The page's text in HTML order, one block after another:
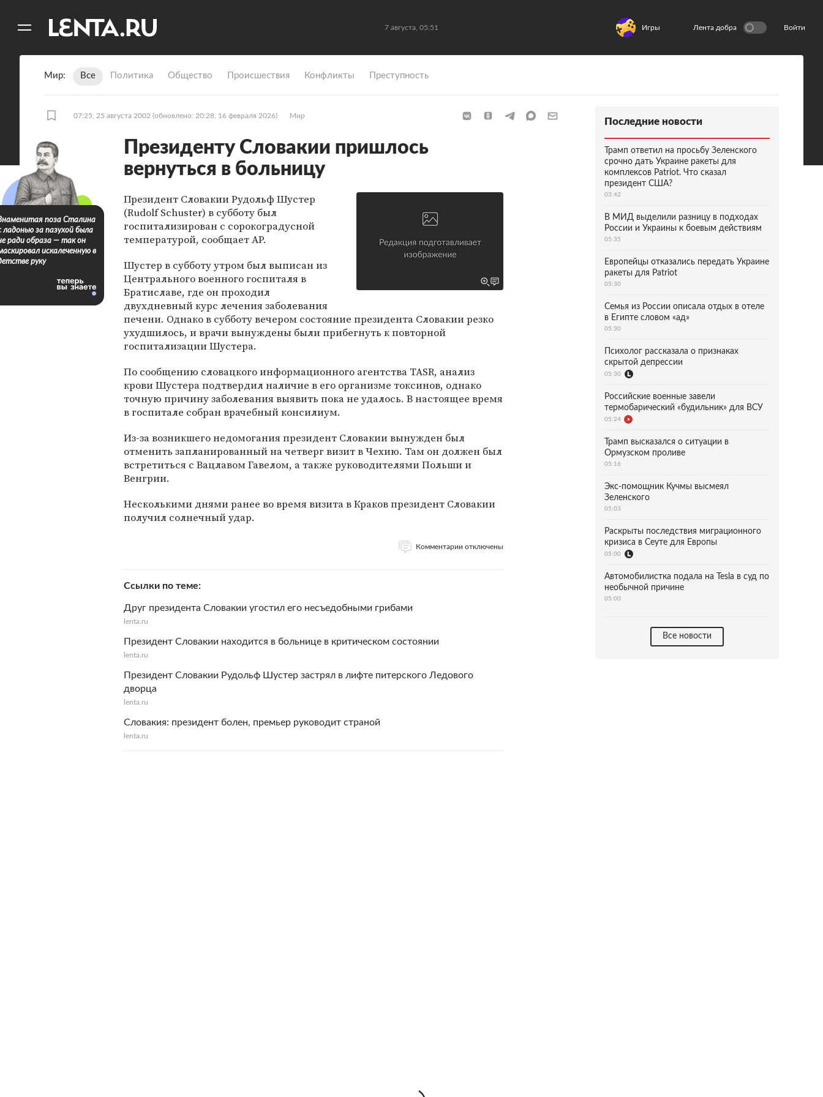
7 августа, 05:51 Игры Лента добра Войти
Мир Все Политика Общество Происшествия Конфликты Преступность
07:25, 25 августа 2002 (обновлено: 20:28, 16 февраля 2026) Мир
Президенту Словакии пришлось
вернуться в больницу
Президент Словакии Рудольф Шустер
(Rudolf Schuster) в субботу был
госпитализирован с сорокоградусной
температурой, сообщает AP.
Шустер в субботу утром был выписан из
Центрального военного госпиталя в
Братиславе, где он проходил
двухдневный курс лечения заболевания
печени. Однако в субботу вечером состояние президента Словакии резко
ухудшилось, и врачи вынуждены были прибегнуть к повторной
госпитализации Шустера.
По сообщению словацкого информационного агентства TASR, анализ
крови Шустера подтвердил наличие в его организме токсинов, однако
точную причину заболевания выявить пока не удалось. В настоящее время
в госпитале собран врачебный консилиум.
Из-за возникшего недомогания президент Словакии вынужден был
отменить запланированный на четверг визит в Чехию. Там он должен был
встретиться с Вацлавом Гавелом, а также руководителями Польши и
Венгрии.
Несколькими днями ранее во время визита в Краков президент Словакии
получил солнечный удар.
Комментарии отключены
Ссылки по теме
Друг президента Словакии угостил его несъедобными грибами
lenta.ru
Президент Cловакии находится в больнице в критическом состоянии
lenta.ru
Президент Словакии Рудольф Шустер застрял в лифте питерского Ледового
дворца
lenta.ru
Словакия: президент болен, премьер руководит страной
lenta.ru
поза Сталина
ладонью за пазухой была
ради образа — так он
искалеченную в
руку
Последние новости
Трамп ответил на просьбу Зеленского
срочно дать Украине ракеты для
комплексов Patriot. Что сказал
президент США?
03:42
В МИД выделили разницу в подходах
России и Украины к боевым действиям
05:35
Европейцы отказались передать Украине
ракеты для Patriot
05:30
Семья из России описала отдых в отеле
в Египте словом «ад»
05:30
Психолог рассказала о признаках
скрытой депрессии
05:30
Российские военные завели
термобарический «будильник» для ВСУ
05:24
Трамп высказался о ситуации в
Ормузском проливе
05:16
Экс-помощник Кучмы высмеял
Зеленского
05:03
Раскрыты последствия миграционного
кризиса в Сеуте для Европы
05:00
Автомобилистка подала на Tesla в суд по
необычной причине
05:00
Все новости